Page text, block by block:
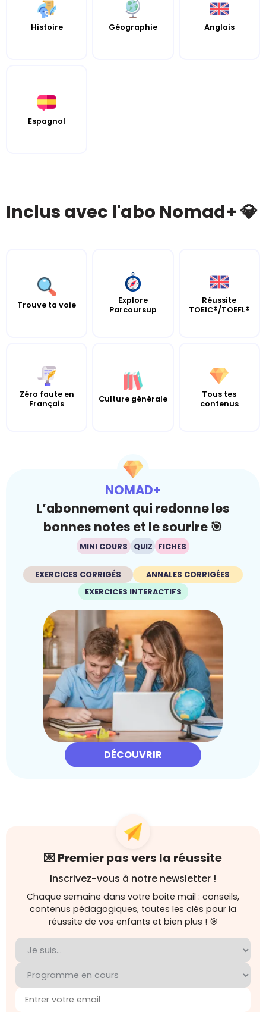
Histoire Géographie Anglais
Espagnol
Inclus avec l'abo Nomad+ 💎
Trouve ta voie
Explore
Parcoursup
Réussite
TOEIC®/TOEFL®
Zéro faute en
Français
Culture générale
Tous tes
contenus
NOMAD+
L’abonnement qui redonne les
bonnes notes et le sourire 🎯
MINI COURS QUIZ FICHES
EXERCICES CORRIGÉS
ANNALES CORRIGÉES
EXERCICES INTERACTIFS
DÉCOUVRIR
💌 Premier pas vers la réussite
Inscrivez-vous à notre newsletter !
Chaque semaine dans votre boite mail : conseils,
contenus pédagogiques, toutes les clés pour la
réussite de vos enfants et bien plus ! 🎯